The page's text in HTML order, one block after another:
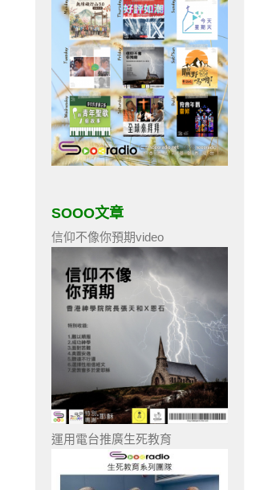
SOOO文章
信仰不像你預期video
運用電台推廣生死教育